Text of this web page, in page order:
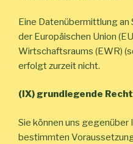
Eine Datenübermittlung an
der Europäischen Union
Wirtschaftsraums (EWR)
erfolgt zurzeit nicht.
(IX) grundlegende
Sie können uns
bestimmten